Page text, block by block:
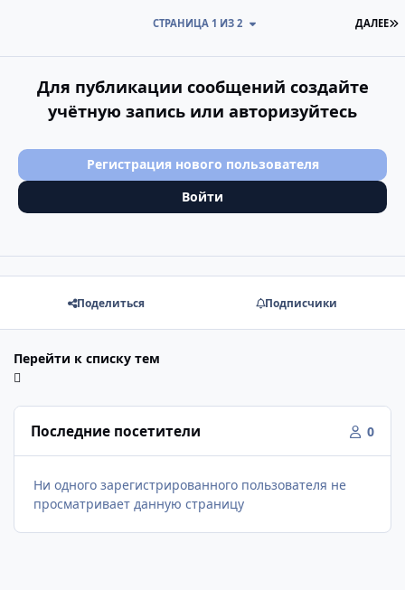
ДАЛЕЕ
СТРАНИЦА 1 ИЗ 2
Для публикации сообщений создайте
учётную запись или авторизуйтесь
Регистрация нового пользователя
Войти
Поделиться Подписчики
Перейти к списку тем
Последние посетители 0
Ни одного зарегистрированного пользователя не
просматривает данную страницу